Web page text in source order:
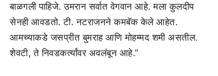
बाळगली पाहिजे. उमरान सर्वात वेगवान आहे. मला कुलदीप
सेनही आवडतो. टी. नटराजनने कमबॅक केले आहेत.
आमच्याकडे जसप्रीत बुमराह आणि मोहम्मद शमी असतील.
शेवटी, ते निवडकर्त्यांवर अवलंबून आहे.”